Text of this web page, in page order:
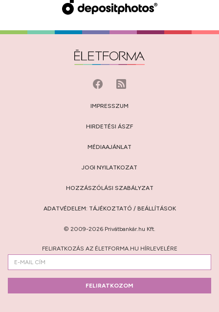
IMPRESSZUM
HIRDETÉSI ÁSZF
MÉDIAAJÁNLAT
JOGI NYILATKOZAT
HOZZÁSZÓLÁSI SZABÁLYZAT
ADATVÉDELEM: TÁJÉKOZTATÓ / BEÁLLÍTÁSOK
© 2009-2026 Privátbankár.hu Kft.
FELIRATKOZÁS AZ ÉLETFORMA.HU HÍRLEVELÉRE
FELIRATKOZOM